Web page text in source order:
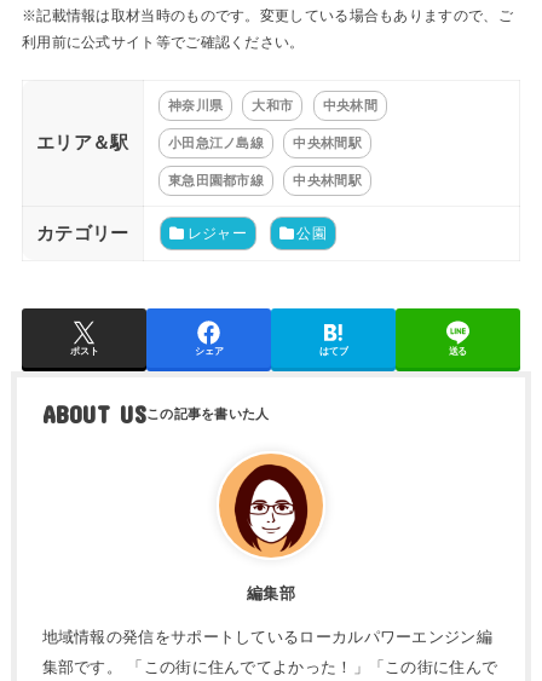
※記載情報は取材当時のものです。変更している場合もありますので、ご
利用前に公式サイト等でご確認ください。
エリア＆駅
神奈川県 大和市 中央林間
小田急江ノ島線 中央林間駅
東急田園都市線 中央林間駅
カテゴリー レジャー 公園
ポスト シェア はてブ 送る
ABOUT US
編集部
地域情報の発信をサポートしているローカルパワーエンジン編
集部です。 「この街に住んでてよかった！」「この街に住んで